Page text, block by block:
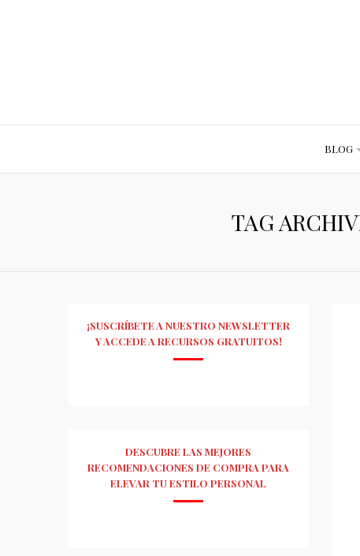
BLOG
TAG
¡SUSCRÍBETE A NUESTRO NEWSLETTER
Y ACCEDE A RECURSOS GRATUITOS!
DESCUBRE LAS MEJORES
RECOMENDACIONES DE COMPRA PARA
ELEVAR TU ESTILO PERSONAL